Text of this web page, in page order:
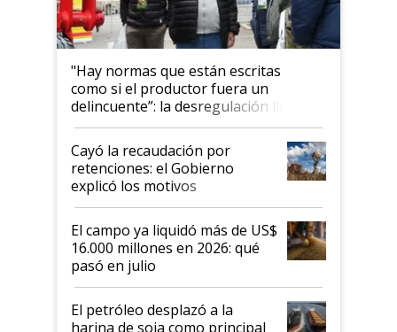
"Hay normas que están escritas
como si el productor fuera un
delincuente”: la desregulación llegó
al Congreso Aapresid y hasta se
habló del financiamiento al IPCVA
Cayó la recaudación por
retenciones: el Gobierno
explicó los motivos
El campo ya liquidó más de US$
16.000 millones en 2026: qué
pasó en julio
El petróleo desplazó a la
harina de soja como principal